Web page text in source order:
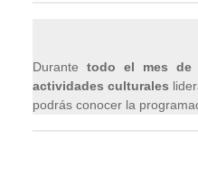
Durante todo el mes de
actividades culturales
podrás conocer la